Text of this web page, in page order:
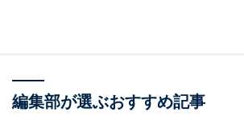
編集部が選ぶおすすめ記事